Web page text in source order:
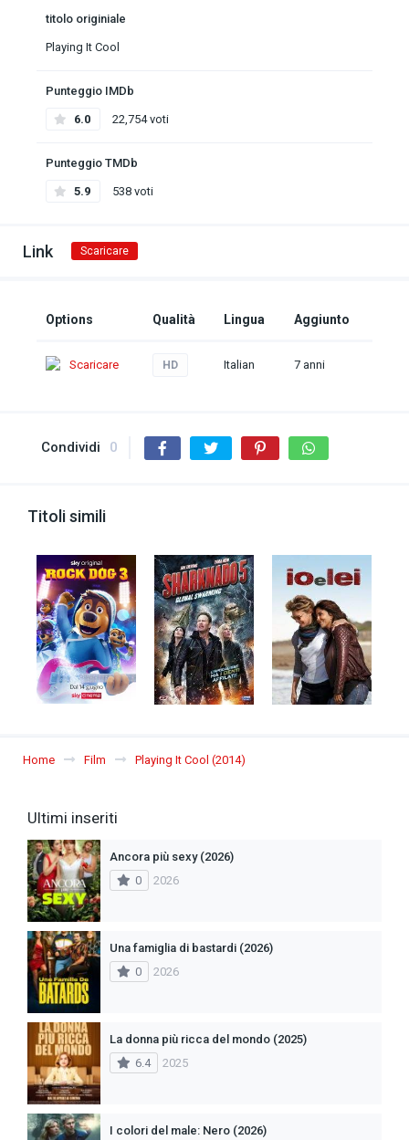
titolo originiale
Playing It Cool
Punteggio IMDb
6.0 22,754 voti
Punteggio TMDb
5.9 538 voti
Link Scaricare
Options Qualità Lingua Aggiunto
Scaricare HD Italian 7 anni
Condividi 0
Titoli simili
Home Film Playing It Cool (2014)
Ultimi inseriti
Ancora più sexy (2026)
0
2026
Una famiglia di bastardi (2026)
0
2026
La donna più ricca del mondo (2025)
6.4
2025
I colori del male: Nero (2026)